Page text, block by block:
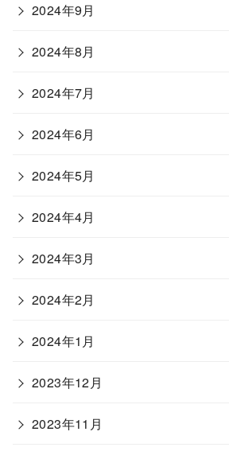
2024年9月
2024年8月
2024年7月
2024年6月
2024年5月
2024年4月
2024年3月
2024年2月
2024年1月
2023年12月
2023年11月